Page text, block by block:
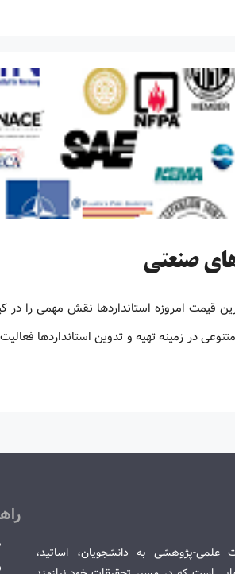
صنعتی
قیمت امروزه استانداردها نقش مهمی را
در زمینه تهیه و تدوین استانداردها
علمی-پژوهشی به دانشجویان، اساتید،